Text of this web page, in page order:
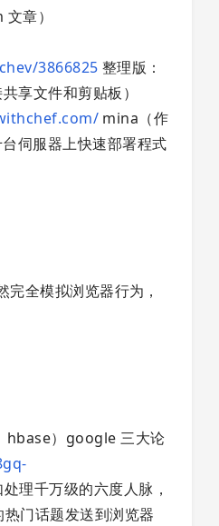
章）
3866825 整理版：
享文件和剪贴板）
mina（作
伺服器上快速部署程式
全模拟浏览器行为，
hbase）google 三大论
处理千万级的六度人脉，
门话题发送到浏览器